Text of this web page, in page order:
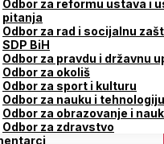
Odbor za reformu ustava i
pitanja
Odbor za rad i socijalnu
SDP BiH
Odbor za pravdu i državnu
Odbor za okoliš
Odbor za sport i kulturu
Odbor za nauku i tehnologiju
Odbor za obrazovanje i
Odbor za zdravstvo